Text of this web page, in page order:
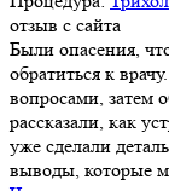
отзыв с сайта
Были опасения,
обратиться к
вопросами, затем
рассказали, как
уже сделали
выводы, которые